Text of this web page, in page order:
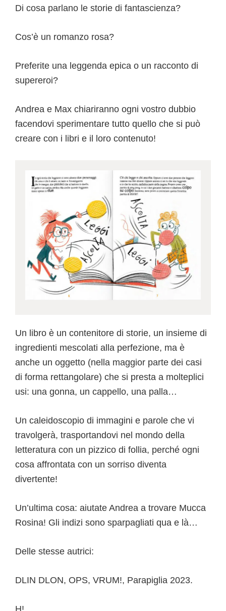
Di cosa parlano le storie di fantascienza?
Cos’è un romanzo rosa?
Preferite una leggenda epica o un racconto di
supereroi?
Andrea e Max chiariranno ogni vostro dubbio
facendovi sperimentare tutto quello che si può
creare con i libri e il loro contenuto!
Un libro è un contenitore di storie, un insieme di
ingredienti mescolati alla perfezione, ma è
anche un oggetto (nella maggior parte dei casi
di forma rettangolare) che si presta a molteplici
usi: una gonna, un cappello, una palla…
Un caleidoscopio di immagini e parole che vi
travolgerà, trasportandovi nel mondo della
letteratura con un pizzico di follia, perché ogni
cosa affrontata con un sorriso diventa
divertente!
Un’ultima cosa: aiutate Andrea a trovare Mucca
Rosina! Gli indizi sono sparpagliati qua e là…
Delle stesse autrici:
DLIN DLON, OPS, VRUM!, Parapiglia 2023.
H!